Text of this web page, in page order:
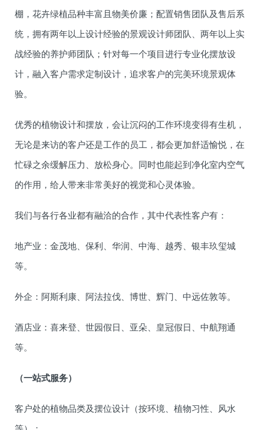
棚，花卉绿植品种丰富且物美价廉；配置销售团队及售后系
统，拥有两年以上设计经验的景观设计师团队、两年以上实
战经验的养护师团队；针对每一个项目进行专业化摆放设
计，融入客户需求定制设计，追求客户的完美环境景观体
验。
优秀的植物设计和摆放，会让沉闷的工作环境变得有生机，
无论是来访的客户还是工作的员工，都会更加舒适愉悦，在
忙碌之余缓解压力、放松身心。同时也能起到净化室内空气
的作用，给人带来非常美好的视觉和心灵体验。
我们与各行各业都有融洽的合作，其中代表性客户有：
地产业：金茂地、保利、华润、中海、越秀、银丰玖玺城
等。
外企：阿斯利康、阿法拉伐、博世、辉门、中远佐敦等。
酒店业：喜来登、世园假日、亚朵、皇冠假日、中航翔通
等。
（一站式服务）
客户处的植物品类及摆位设计（按环境、植物习性、风水